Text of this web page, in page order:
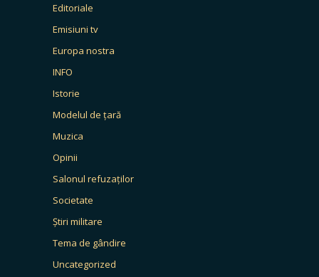
Editoriale
Emisiuni tv
Europa nostra
INFO
Istorie
Modelul de țară
Muzica
Opinii
Salonul refuzaților
Societate
Știri militare
Tema de gândire
Uncategorized